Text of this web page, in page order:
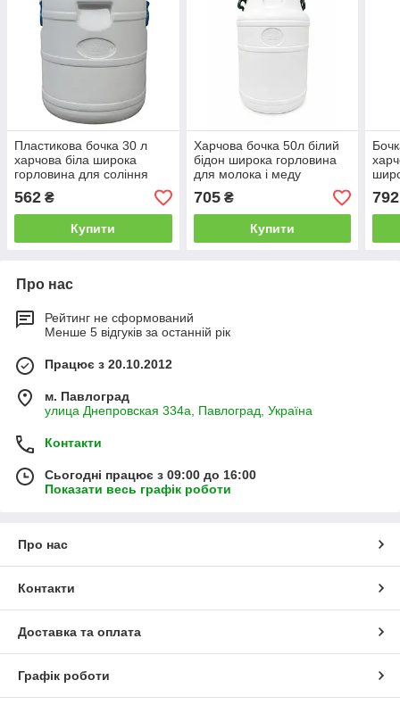
Пластикова бочка 30 л
харчова біла широка
горловина для соління
,меду, молока
562 ₴
Купити
Харчова бочка 50л білий
бідон широка горловина
для молока і меду
705₴
Купити
води
792
Про нас
Рейтинг не сформований
Менше 5 відгуків за останній рік
Працює з 20.10.2012
м. Павлоград
улица Днепровская 334а, Павлоград, Україна
Контакти
Сьогодні працює з 09:00 до 16:00
Показати весь графік роботи
Про нас
Контакти
Доставка та оплата
Графік роботи